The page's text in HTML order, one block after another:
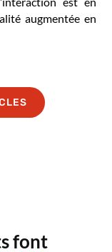
augmentée en
font